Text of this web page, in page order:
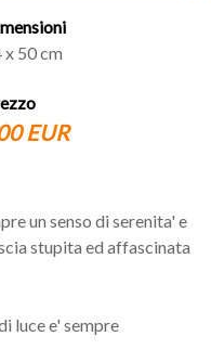
x 50 cm
EUR
un senso di serenita' e
stupita ed affascinata
luce e' sempre